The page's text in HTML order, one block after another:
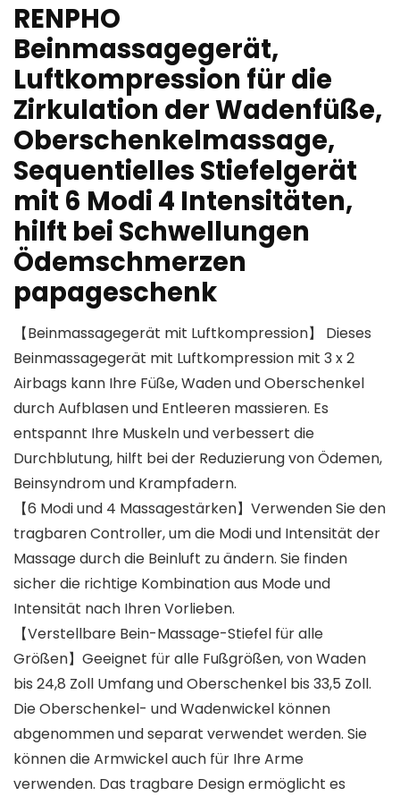
RENPHO
Beinmassagegerät,
Luftkompression für die
Zirkulation der Wadenfüße,
Oberschenkelmassage,
Sequentielles Stiefelgerät
mit 6 Modi 4 Intensitäten,
hilft bei Schwellungen
Ödemschmerzen
papageschenk
【Beinmassagegerät mit Luftkompression】 Dieses
Beinmassagegerät mit Luftkompression mit 3 x 2
Airbags kann Ihre Füße, Waden und Oberschenkel
durch Aufblasen und Entleeren massieren. Es
entspannt Ihre Muskeln und verbessert die
Durchblutung, hilft bei der Reduzierung von Ödemen,
Beinsyndrom und Krampfadern.
【6 Modi und 4 Massagestärken】Verwenden Sie den
tragbaren Controller, um die Modi und Intensität der
Massage durch die Beinluft zu ändern. Sie finden
sicher die richtige Kombination aus Mode und
Intensität nach Ihren Vorlieben.
【Verstellbare Bein-Massage-Stiefel für alle
Größen】Geeignet für alle Fußgrößen, von Waden
bis 24,8 Zoll Umfang und Oberschenkel bis 33,5 Zoll.
Die Oberschenkel- und Wadenwickel können
abgenommen und separat verwendet werden. Sie
können die Armwickel auch für Ihre Arme
verwenden. Das tragbare Design ermöglicht es